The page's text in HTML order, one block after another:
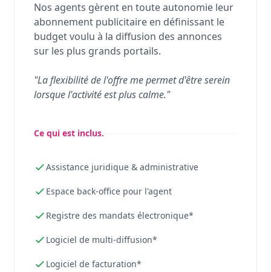
Nos agents gèrent en toute autonomie leur
abonnement publicitaire en définissant le
budget voulu à la diffusion des annonces
sur les plus grands portails.
"La flexibilité de l'offre me permet d'être serein
lorsque l'activité est plus calme."
Ce qui est inclus.
Assistance juridique & administrative
Espace back-office pour l'agent
Registre des mandats électronique*
Logiciel de multi-diffusion*
Logiciel de facturation*